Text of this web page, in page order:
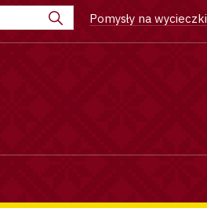
Pomysły na wycieczki